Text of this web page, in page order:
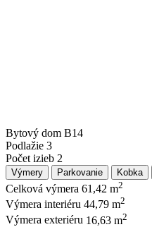
Bytový dom B14
Podlažie 3
Počet izieb 2
Výmery Parkovanie Kobka
Celková výmera 61,42 m2
Výmera interiéru 44,79 m2
Výmera exteriéru 16,63 m2